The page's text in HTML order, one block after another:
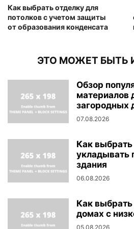
Как выбрать отделку для
потолков с учетом защиты
от образования конденсата
ЭТО МОЖЕТ БЫТЬ
Обзор
материалов
загородных
07.08.2026
Как
укладывать
здания
06.08.2026
Как выбрать
домах с
05.08.2026